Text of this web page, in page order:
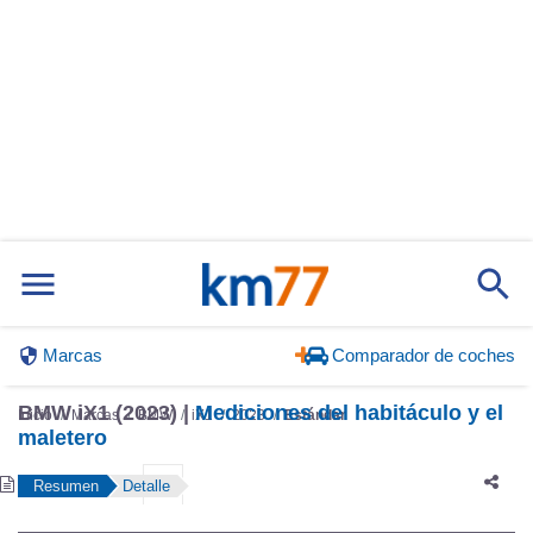
Marcas Comparador de coches
Inicio Marcas BMW iX1 2023 Estándar
BMW iX1 (2023) |Mediciones del habitáculo y el
maletero
Resumen Detalle